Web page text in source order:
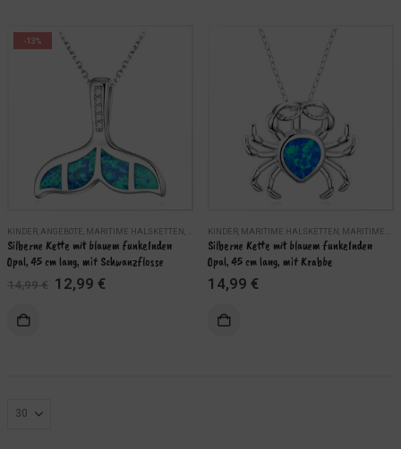
-13%
KINDER, ANGEBOTE, MARITIME HALSKETTEN, MARITIMER KINDERSCHMUCK,MARITIMER
Silberne Kette mit blauem funkelnden
Opal, 45 cm lang, mit Schwanzflosse
14,99€ Ursprünglicher
Preis
12,99 €Aktueller
KINDER, MARITIME HALSKETTEN, MARITIMER KINDERSCHMUCK
Silberne Kette mit blauem funkelnden
Opal, 45 cm lang, mit Krabbe
14,99 €